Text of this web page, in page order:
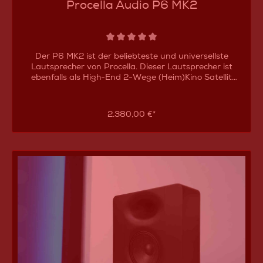
Procella Audio P6 MK2
Der P6 MK2 ist der beliebteste und universellste
Lautsprecher von Procella. Dieser Lautsprecher ist
ebenfalls als High-End 2-Wege (Heim)Kino Satellit
ermöglicht eine kristallklare, unverfälschte Wiedergabe
mit einer großen Detailtreue sowie
weiten Abstrahlcharakteristik. Außerdem ist dadurch
Lautsprechern mit Kalottentreibern oder
Bafflewall Montage matt schwarzes Gehäuse 122db
max. SPL 40mm Hochtöner 1´´ Hochtöner mit 90x60°
Peak 90db 1m/1w Wirkungsgrad 100 Watt
dauerbelastbar vergoldete Anschlussbuchsen inklusive
Procella Produktkataloghier geht es zum Download
weitere Procella High-End Heimkino Lautsprecher
2.380,00 €*